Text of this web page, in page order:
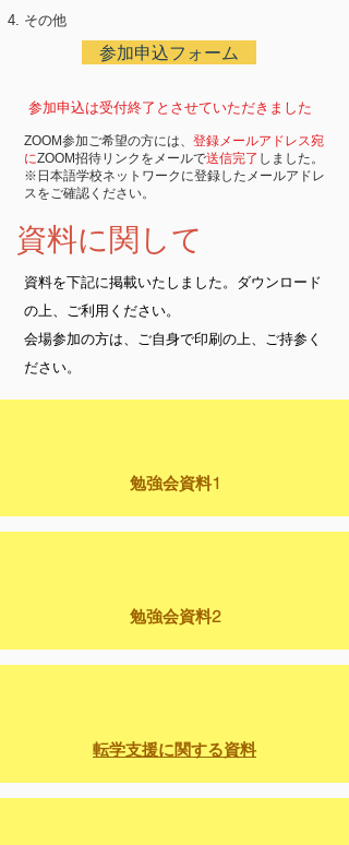
その他
参加申込フォーム
参加申込は受付終了とさせていただきました
ZOOM参加ご希望の方には、 登録メールアドレス宛
にZOOM招待リンクをメールで送信完了 しました。
​※日本語学校ネットワークに登録したメールアドレ
スをご確認ください。
資料に関して
資料を下記に掲載いたしました。ダウンロード
の上、ご利用ください。
​会場参加の方は、ご自身で印刷の上、ご持参く
ださい。
勉強会資料1
勉強会資料2
転学支援に関する資料